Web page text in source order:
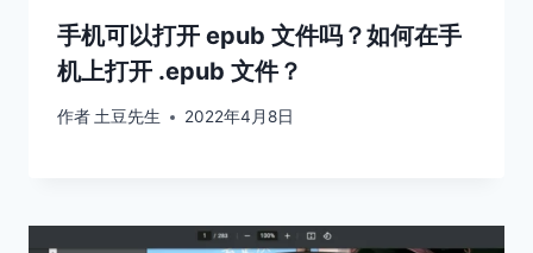
手机可以打开 epub 文件吗？如何在手
机上打开 .epub 文件？
作者土豆先生 2022年4月8日